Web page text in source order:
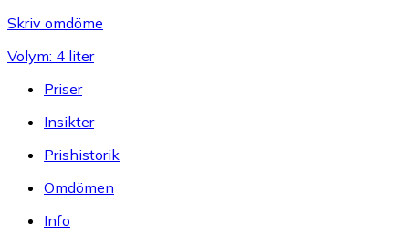
Skriv omdöme
Volym: 4 liter
Priser
Insikter
Prishistorik
Omdömen
Info